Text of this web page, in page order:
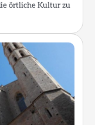
örtliche Kultur zu